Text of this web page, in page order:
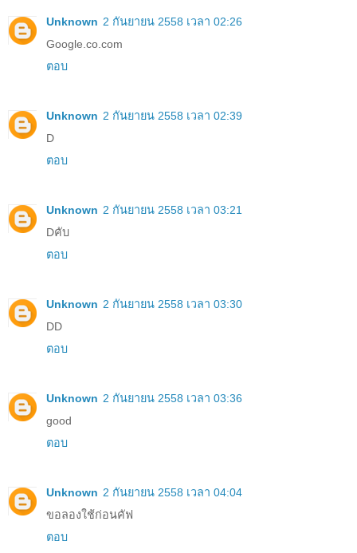
Unknown 2 กันยายน 2558 เวลา 02:26
Google.co.com
ตอบ
Unknown 2 กันยายน 2558 เวลา 02:39
D
ตอบ
Unknown 2 กันยายน 2558 เวลา 03:21
Dคับ
ตอบ
Unknown 2 กันยายน 2558 เวลา 03:30
DD
ตอบ
Unknown 2 กันยายน 2558 เวลา 03:36
good
ตอบ
Unknown 2 กันยายน 2558 เวลา 04:04
ขอลองใช้ก่อนคัฟ
ตอบ